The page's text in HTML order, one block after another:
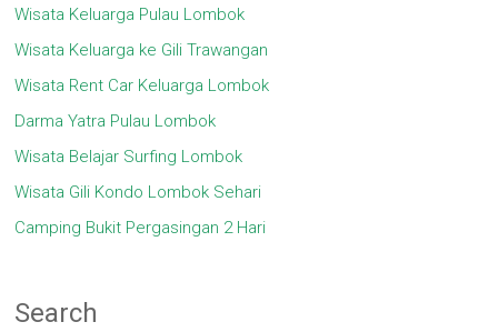
Wisata Keluarga Pulau Lombok
Wisata Keluarga ke Gili Trawangan
Wisata Rent Car Keluarga Lombok
Darma Yatra Pulau Lombok
Wisata Belajar Surfing Lombok
Wisata Gili Kondo Lombok Sehari
Camping Bukit Pergasingan 2 Hari
Search